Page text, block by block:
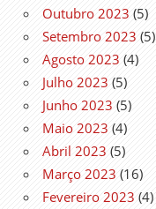
Outubro 2023 (5)
Setembro 2023 (5)
Agosto 2023 (4)
Julho 2023 (5)
Junho 2023 (5)
Maio 2023 (4)
Abril 2023 (5)
Março 2023 (16)
Fevereiro 2023 (4)